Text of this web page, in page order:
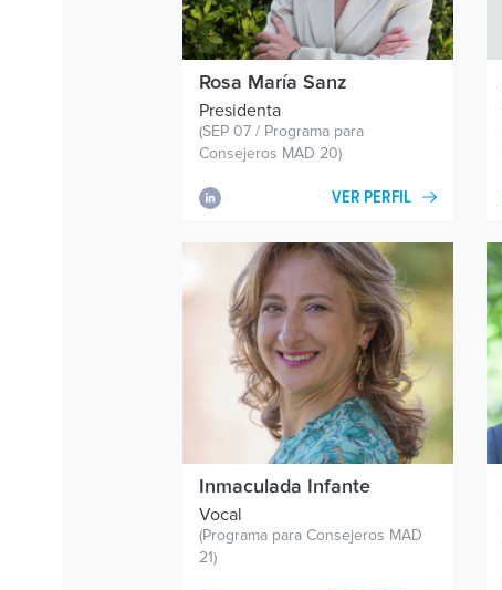
Rosa María Sanz
Presidenta
(SEP 07 / Programa para
Consejeros MAD 20)
VER PERFIL
Inmaculada Infante
Vocal
(Programa para Consejeros MAD
21)